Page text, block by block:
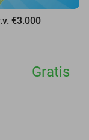
€3.000
Gratis